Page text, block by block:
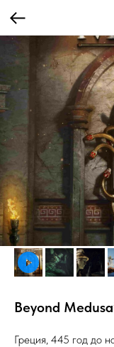
Beyond
Греция, 445 год до